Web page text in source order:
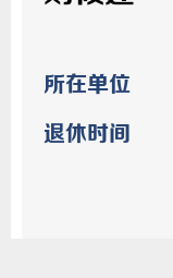
所在单位
退休时间